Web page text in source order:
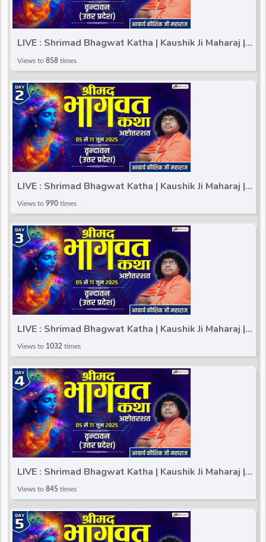
LIVE : Shrimad Bhagwat Katha | Kaushik Ji Maharaj |
Vrindavan (Uttar Pradesh) | Day 1
Views to 858 times
LIVE : Shrimad Bhagwat Katha | Kaushik Ji Maharaj |
Vrindavan (Uttar Pradesh) | Day 2
Views to 990 times
LIVE : Shrimad Bhagwat Katha | Kaushik Ji Maharaj |
Vrindavan (Uttar Pradesh) | Day 3
Views to 1032 times
LIVE : Shrimad Bhagwat Katha | Kaushik Ji Maharaj |
Vrindavan (Uttar Pradesh) | Day 4
Views to 845 times